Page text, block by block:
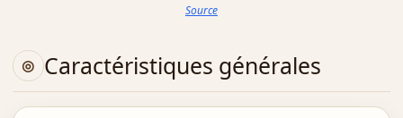
Source
Caractéristiques générales